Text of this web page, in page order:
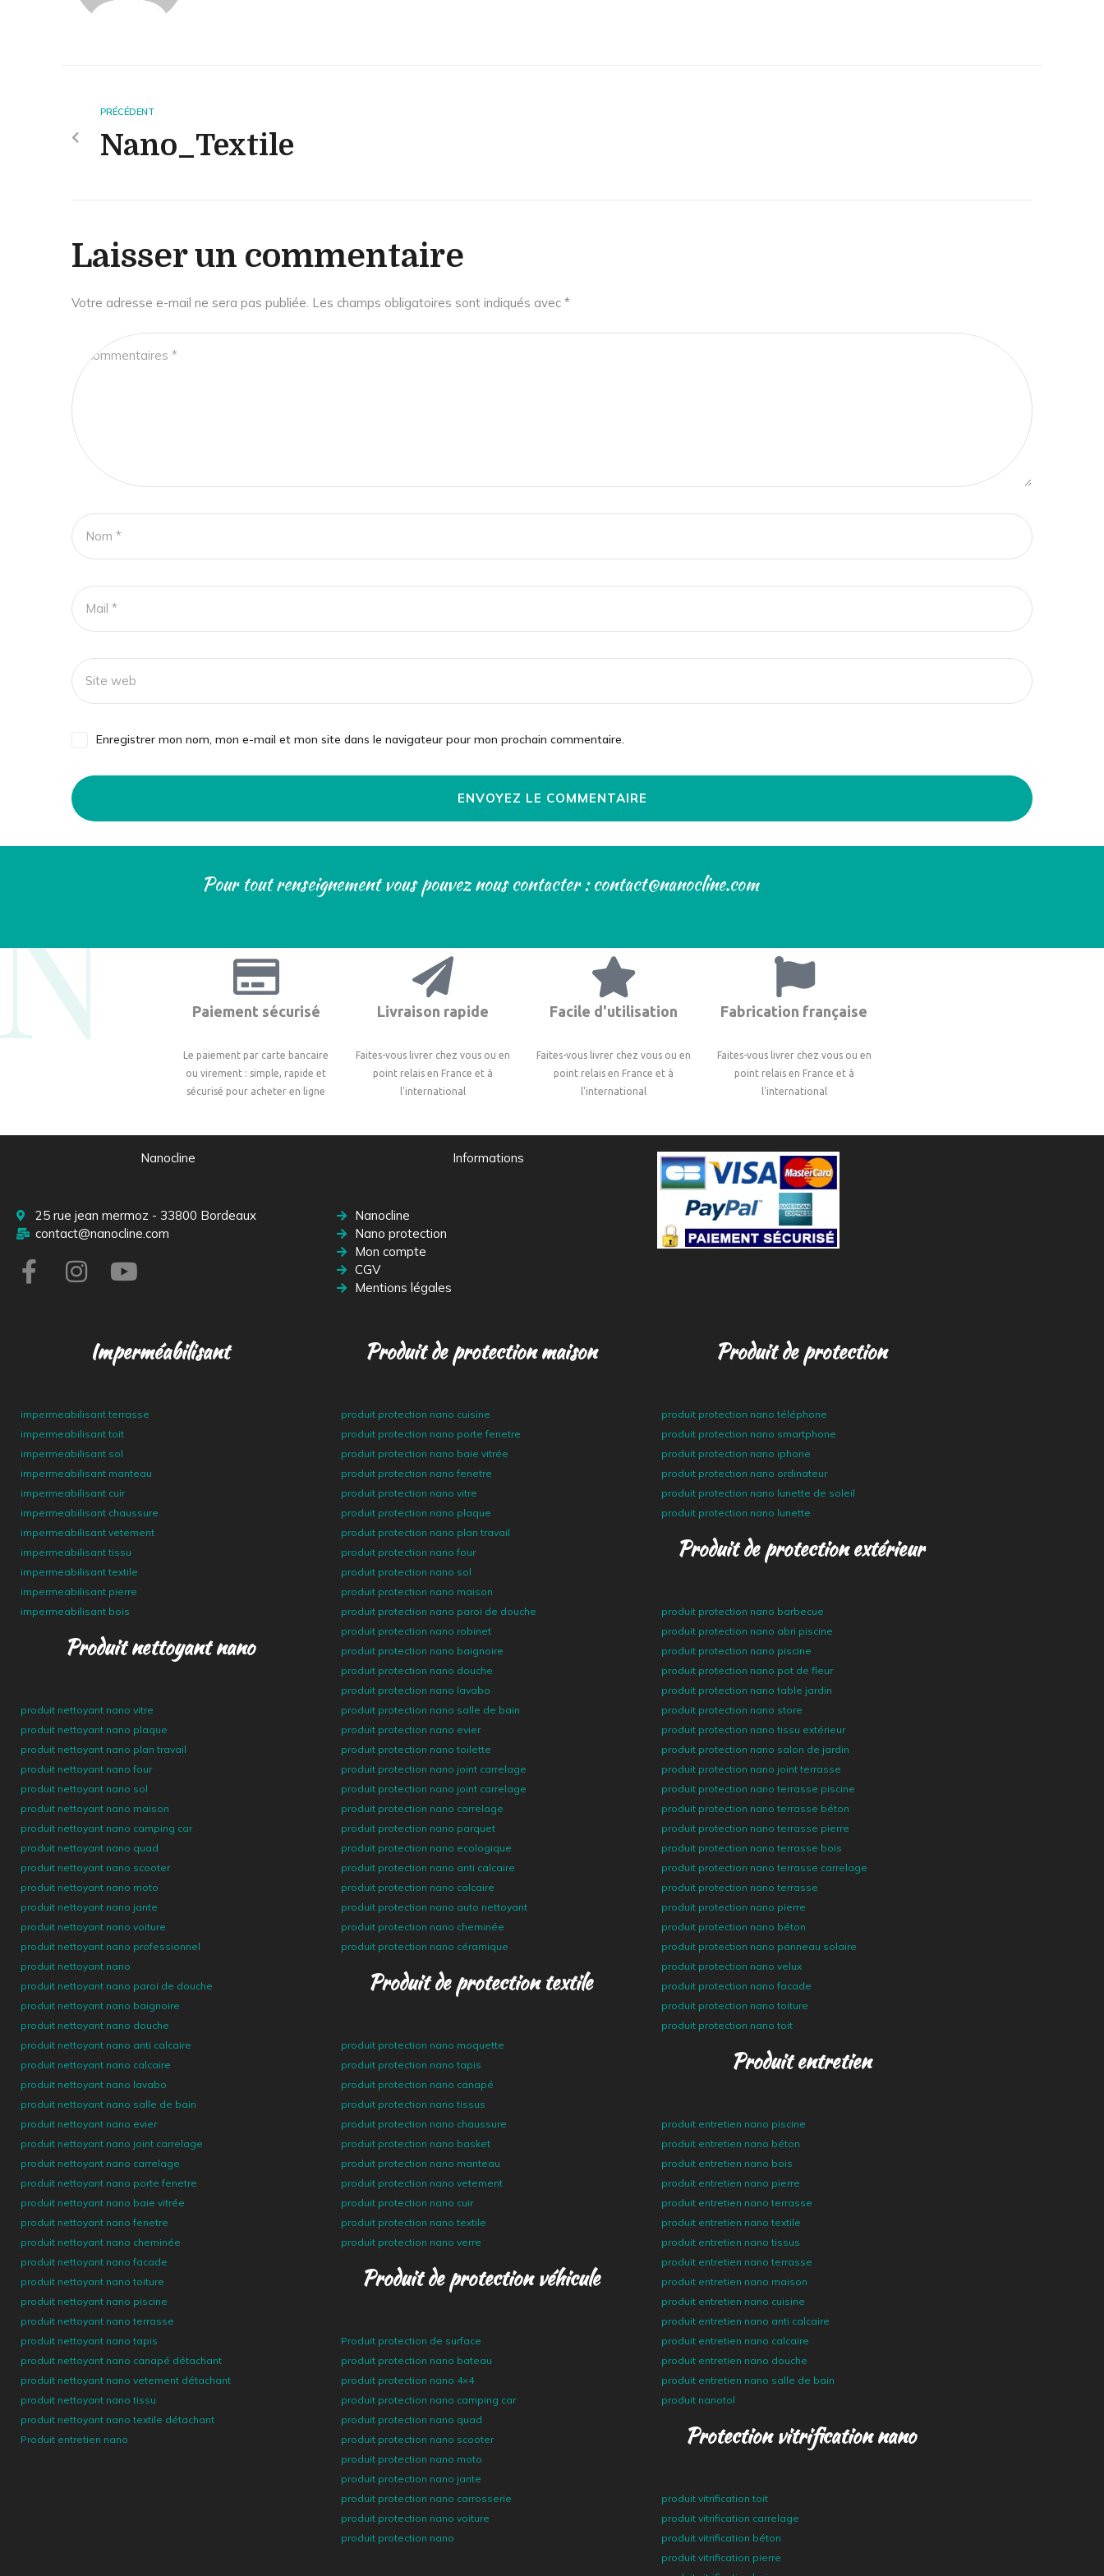
PRÉCÉDENT
Nano_Textile
Laisser un commentaire
Votre adresse e-mail ne sera pas publiée. Les champs obligatoires sont indiqués avec *
Enregistrer mon nom, mon e-mail et mon site dans le navigateur pour mon prochain commentaire.
Pour tout renseignement vous pouvez nous contacter : contact@nanocline.com
Paiement sécurisé
Le paiement par carte bancaire
ou virement : simple, rapide et
sécurisé pour acheter en ligne
Livraison rapide
Faites-vous livrer chez vous ou en
point relais en France et à
l'international
Facile d'utilisation
Faites-vous livrer chez vous ou en
point relais en France et à
l'international
Fabrication française
Faites-vous livrer chez vous ou en
point relais en France et à
l'international
Nanocline
25 rue jean mermoz - 33800 Bordeaux
contact@nanocline.com
Informations
Nanocline
Nano protection
Mon compte
CGV
Mentions légales
Imperméabilisant
impermeabilisant terrasse
impermeabilisant toit
impermeabilisant sol
impermeabilisant manteau
impermeabilisant cuir
impermeabilisant chaussure
impermeabilisant vetement
impermeabilisant tissu
impermeabilisant textile
impermeabilisant pierre
impermeabilisant bois
Produit nettoyant nano
produit nettoyant nano vitre
produit nettoyant nano plaque
produit nettoyant nano plan travail
produit nettoyant nano four
produit nettoyant nano sol
produit nettoyant nano maison
produit nettoyant nano camping car
produit nettoyant nano quad
produit nettoyant nano scooter
produit nettoyant nano moto
produit nettoyant nano jante
produit nettoyant nano voiture
produit nettoyant nano professionnel
produit nettoyant nano
produit nettoyant nano paroi de douche
produit nettoyant nano baignoire
produit nettoyant nano douche
produit nettoyant nano anti calcaire
produit nettoyant nano calcaire
produit nettoyant nano lavabo
produit nettoyant nano salle de bain
produit nettoyant nano evier
produit nettoyant nano joint carrelage
produit nettoyant nano carrelage
produit nettoyant nano porte fenetre
produit nettoyant nano baie vitrée
produit nettoyant nano fenetre
produit nettoyant nano cheminée
produit nettoyant nano facade
produit nettoyant nano toiture
produit nettoyant nano piscine
produit nettoyant nano terrasse
produit nettoyant nano tapis
produit nettoyant nano canapé détachant
produit nettoyant nano vetement détachant
produit nettoyant nano tissu
produit nettoyant nano textile détachant
Produit entretien nano
Produit de protection maison
produit protection nano cuisine
produit protection nano porte fenetre
produit protection nano baie vitrée
produit protection nano fenetre
produit protection nano vitre
produit protection nano plaque
produit protection nano plan travail
produit protection nano four
produit protection nano sol
produit protection nano maison
produit protection nano paroi de douche
produit protection nano robinet
produit protection nano baignoire
produit protection nano douche
produit protection nano lavabo
produit protection nano salle de bain
produit protection nano evier
produit protection nano toilette
produit protection nano joint carrelage
produit protection nano joint carrelage
produit protection nano carrelage
produit protection nano parquet
produit protection nano ecologique
produit protection nano anti calcaire
produit protection nano calcaire
produit protection nano auto nettoyant
produit protection nano cheminée
produit protection nano céramique
Produit de protection textile
produit protection nano moquette
produit protection nano tapis
produit protection nano canapé
produit protection nano tissus
produit protection nano chaussure
produit protection nano basket
produit protection nano manteau
produit protection nano vetement
produit protection nano cuir
produit protection nano textile
produit protection nano verre
Produit de protection véhicule
Produit protection de surface
produit protection nano bateau
produit protection nano 4×4
produit protection nano camping car
produit protection nano quad
produit protection nano scooter
produit protection nano moto
produit protection nano jante
produit protection nano carrosserie
produit protection nano voiture
produit protection nano
Produit de protection
produit protection nano téléphone
produit protection nano smartphone
produit protection nano iphone
produit protection nano ordinateur
produit protection nano lunette de soleil
produit protection nano lunette
Produit de protection extérieur
produit protection nano barbecue
produit protection nano abri piscine
produit protection nano piscine
produit protection nano pot de fleur
produit protection nano table jardin
produit protection nano store
produit protection nano tissu extérieur
produit protection nano salon de jardin
produit protection nano joint terrasse
produit protection nano terrasse piscine
produit protection nano terrasse béton
produit protection nano terrasse pierre
produit protection nano terrasse bois
produit protection nano terrasse carrelage
produit protection nano terrasse
produit protection nano pierre
produit protection nano béton
produit protection nano panneau solaire
produit protection nano velux
produit protection nano facade
produit protection nano toiture
produit protection nano toit
Produit entretien
produit entretien nano piscine
produit entretien nano béton
produit entretien nano bois
produit entretien nano pierre
produit entretien nano terrasse
produit entretien nano textile
produit entretien nano tissus
produit entretien nano terrasse
produit entretien nano maison
produit entretien nano cuisine
produit entretien nano anti calcaire
produit entretien nano calcaire
produit entretien nano douche
produit entretien nano salle de bain
produit nanotol
Protection vitrification nano
produit vitrification toit
produit vitrification carrelage
produit vitrification béton
produit vitrification pierre